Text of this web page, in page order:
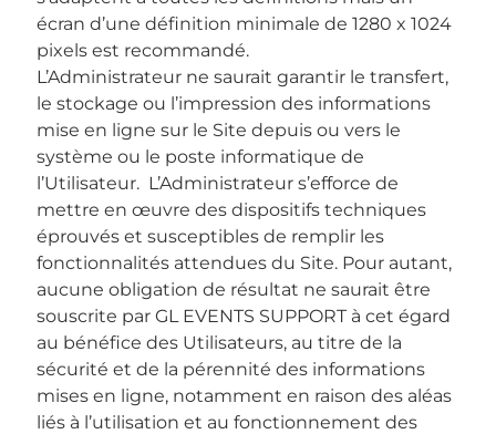
écran d’une définition minimale de 1280 x 1024
pixels est recommandé.
L’Administrateur ne saurait garantir le transfert,
le stockage ou l’impression des informations
mise en ligne sur le Site depuis ou vers le
système ou le poste informatique de
l’Utilisateur. L’Administrateur s’efforce de
mettre en œuvre des dispositifs techniques
éprouvés et susceptibles de remplir les
fonctionnalités attendues du Site. Pour autant,
aucune obligation de résultat ne saurait être
souscrite par GL EVENTS SUPPORT à cet égard
au bénéfice des Utilisateurs, au titre de la
sécurité et de la pérennité des informations
mises en ligne, notamment en raison des aléas
liés à l’utilisation et au fonctionnement des